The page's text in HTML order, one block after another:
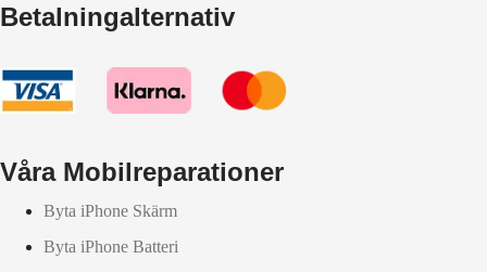
Betalningalternativ
Våra Mobilreparationer
Byta iPhone Skärm
Byta iPhone Batteri